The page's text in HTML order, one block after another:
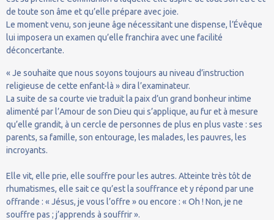
de toute son âme et qu’elle prépare avec joie.
Le moment venu, son jeune âge nécessitant une dispense, l’Évêque
lui imposera un examen qu’elle franchira avec une facilité
déconcertante.
« Je souhaite que nous soyons toujours au niveau d’instruction
religieuse de cette enfant-là » dira l’examinateur.
La suite de sa courte vie traduit la paix d’un grand bonheur intime
alimenté par l’Amour de son Dieu qui s’applique, au fur et à mesure
qu’elle grandit, à un cercle de personnes de plus en plus vaste : ses
parents, sa famille, son entourage, les malades, les pauvres, les
incroyants.
Elle vit, elle prie, elle souffre pour les autres. Atteinte très tôt de
rhumatismes, elle sait ce qu’est la souffrance et y répond par une
offrande : « Jésus, je vous l’offre » ou encore : « Oh ! Non, je ne
souffre pas ; j’apprends à souffrir ».